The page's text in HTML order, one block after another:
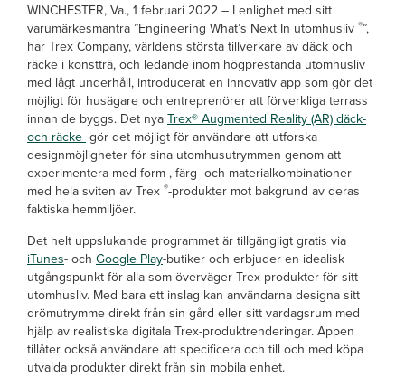
WINCHESTER, Va., 1 februari 2022 – I enlighet med sitt
varumärkesmantra ”Engineering What’s Next In utomhusliv ®”,
har Trex Company, världens största tillverkare av däck och
räcke i konstträ, och ledande inom högprestanda utomhusliv
med lågt underhåll, introducerat en innovativ app som gör det
möjligt för husägare och entreprenörer att förverkliga terrass
innan de byggs. Det nya Trex® Augmented Reality (AR) däck-
och räcke gör det möjligt för användare att utforska
designmöjligheter för sina utomhusutrymmen genom att
experimentera med form-, färg- och materialkombinationer
med hela sviten av Trex ®-produkter mot bakgrund av deras
faktiska hemmiljöer.
Det helt uppslukande programmet är tillgängligt gratis via
iTunes- och Google Play-butiker och erbjuder en idealisk
utgångspunkt för alla som överväger Trex-produkter för sitt
utomhusliv. Med bara ett inslag kan användarna designa sitt
drömutrymme direkt från sin gård eller sitt vardagsrum med
hjälp av realistiska digitala Trex-produktrenderingar. Appen
tillåter också användare att specificera och till och med köpa
utvalda produkter direkt från sin mobila enhet.